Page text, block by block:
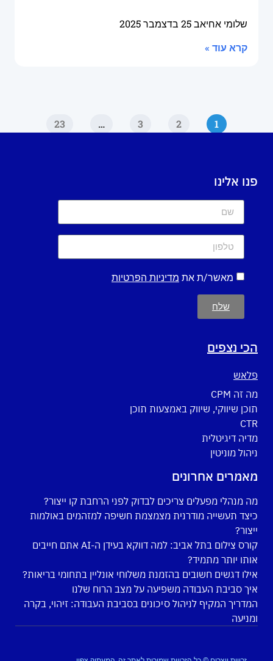
שלומי אחיאב25 בדצמבר 2025
קרא עוד »
1
2
3
…
23
פנו אלינו
מאשר/ת את מדיניות הפרטיות
שלח
הכי נצפים
פלאש
מה זה CPM
תוכן שיווקי, שיווק באמצעות תוכן
CTR
מדיה דיגיטלית
ניהול מוניטין
מאמרים אחרונים
מה מנהלי מפעלים צריכים לבדוק לפני הרחבת קו ייצור?
כיצד תעשייה מודרנית מצמצמת חשיפה למזהמים באולמות
ייצור?
קורס צילום בתל אביב: למה דווקא בעידן ה-AI אתם חייבים
אותו יותר מתמיד?
אילו דגשים חשובים בהזמנת משלוחי אונליין בתחומי בריאות?
איך סביבת העבודה משפיעה על מצב הרוח שלנו
המדריך המקיף לניהול סיכונים בסביבת העבודה: זיהוי, בקרה
ומניעה